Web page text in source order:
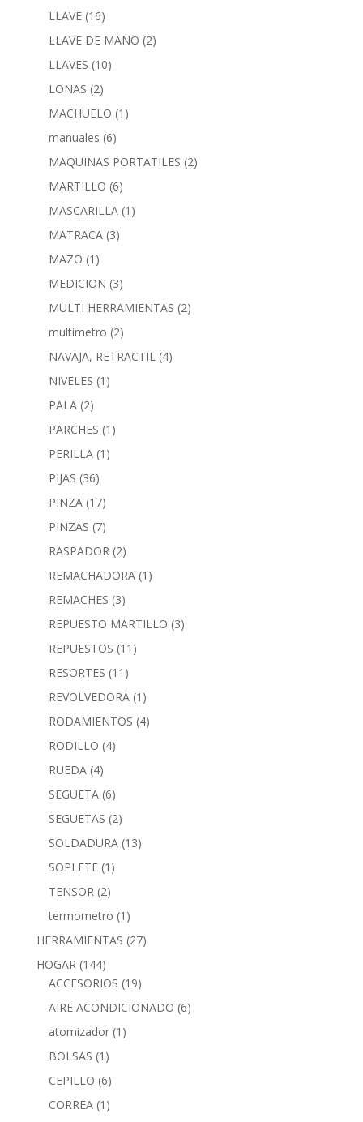
LLAVE (16)
LLAVE DE MANO (2)
LLAVES (10)
LONAS (2)
MACHUELO (1)
manuales (6)
MAQUINAS PORTATILES (2)
MARTILLO (6)
MASCARILLA (1)
MATRACA (3)
MAZO (1)
MEDICION (3)
MULTI HERRAMIENTAS (2)
multimetro (2)
NAVAJA, RETRACTIL (4)
NIVELES (1)
PALA (2)
PARCHES (1)
PERILLA (1)
PIJAS (36)
PINZA (17)
PINZAS (7)
RASPADOR (2)
REMACHADORA (1)
REMACHES (3)
REPUESTO MARTILLO (3)
REPUESTOS (11)
RESORTES (11)
REVOLVEDORA (1)
RODAMIENTOS (4)
RODILLO (4)
RUEDA (4)
SEGUETA (6)
SEGUETAS (2)
SOLDADURA (13)
SOPLETE (1)
TENSOR (2)
termometro (1)
HERRAMIENTAS (27)
HOGAR (144)
ACCESORIOS (19)
AIRE ACONDICIONADO (6)
atomizador (1)
BOLSAS (1)
CEPILLO (6)
CORREA (1)